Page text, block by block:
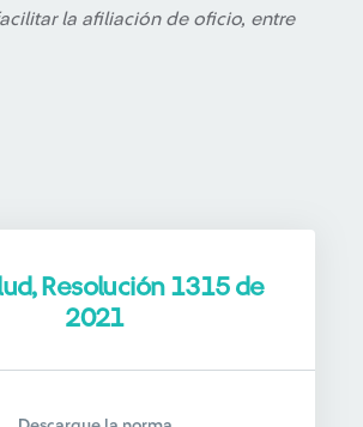
la afiliación de oficio, entre
Resolución 1315 de
2021